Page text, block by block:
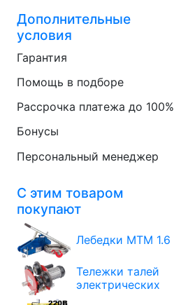
Дополнительные
условия
Гарантия
Помощь в подборе
Рассрочка платежа до 100%
Бонусы
Персональный менеджер
С этим товаром
покупают
Лебедки МТМ 1.6
Тележки талей
электрических